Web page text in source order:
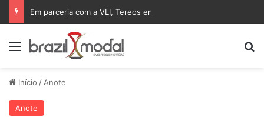
Menu
Início /Anote
Anote